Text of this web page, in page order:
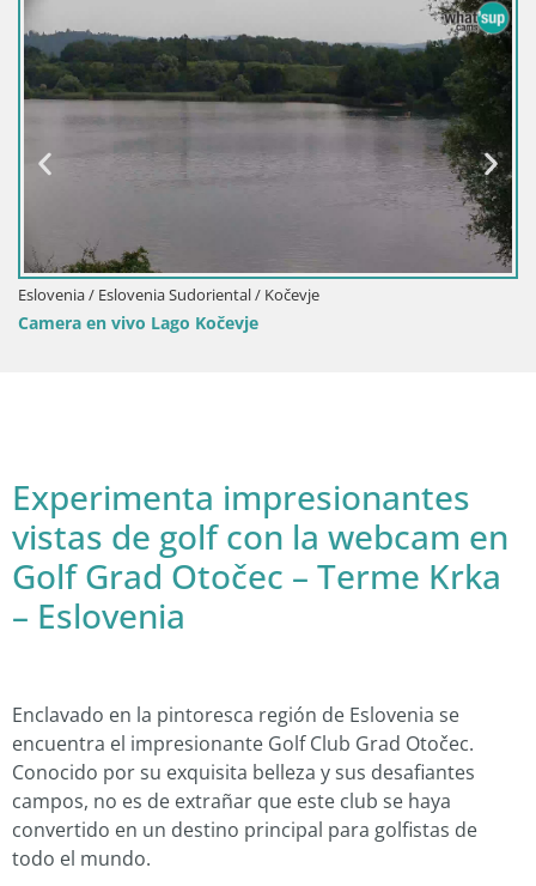
Eslovenia / Eslovenia Sudoriental / Kočevje
Camera en vivo Lago Kočevje
Experimenta impresionantes
vistas de golf con la webcam en
Golf Grad Otočec – Terme Krka
– Eslovenia
Enclavado en la pintoresca región de Eslovenia se
encuentra el impresionante Golf Club Grad Otočec.
Conocido por su exquisita belleza y sus desafiantes
campos, no es de extrañar que este club se haya
convertido en un destino principal para golfistas de
todo el mundo.